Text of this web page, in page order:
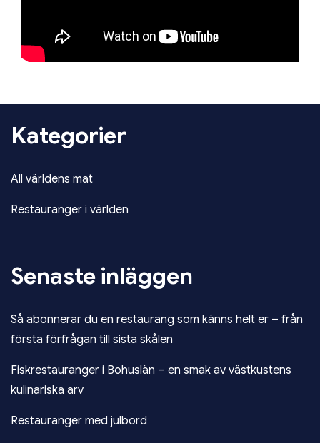
Kategorier
All världens mat
Restauranger i världen
Senaste inläggen
Så abonnerar du en restaurang som känns helt er – från
första förfrågan till sista skålen
Fiskrestauranger i Bohuslän – en smak av västkustens
kulinariska arv
Restauranger med julbord